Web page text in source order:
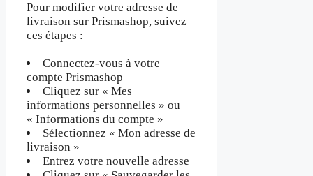
Pour modifier votre adresse de
livraison sur Prismashop, suivez
ces étapes :
Connectez-vous à votre
compte Prismashop
Cliquez sur « Mes
informations personnelles » ou
« Informations du compte »
Sélectionnez « Mon adresse de
livraison »
Entrez votre nouvelle adresse